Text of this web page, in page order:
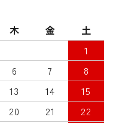
木 金
土
1
6 7
8
13 14
15
20 21
22